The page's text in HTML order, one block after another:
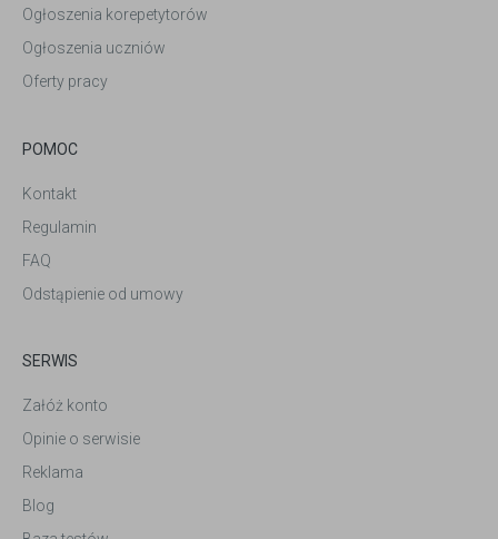
Ogłoszenia korepetytorów
Ogłoszenia uczniów
Oferty pracy
POMOC
Kontakt
Regulamin
FAQ
Odstąpienie od umowy
SERWIS
Załóż konto
Opinie o serwisie
Reklama
Blog